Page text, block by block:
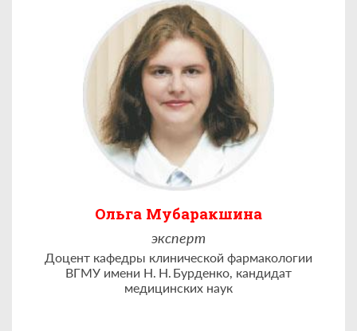
Ольга Мубаракшина
эксперт
Доцент кафедры клинической фармакологии
ВГМУ имени Н. Н. Бурденко, кандидат
медицинских наук